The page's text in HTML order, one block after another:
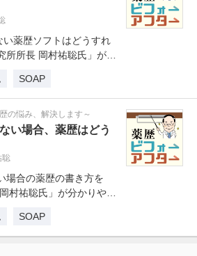
薬歴ソフトはどうすれ
所長 岡村祐聡氏」が解
SOAP
の悩み、解決します～
い場合、薬歴はどう
場合の薬歴の書き方を
村祐聡氏」が分かりやす
SOAP